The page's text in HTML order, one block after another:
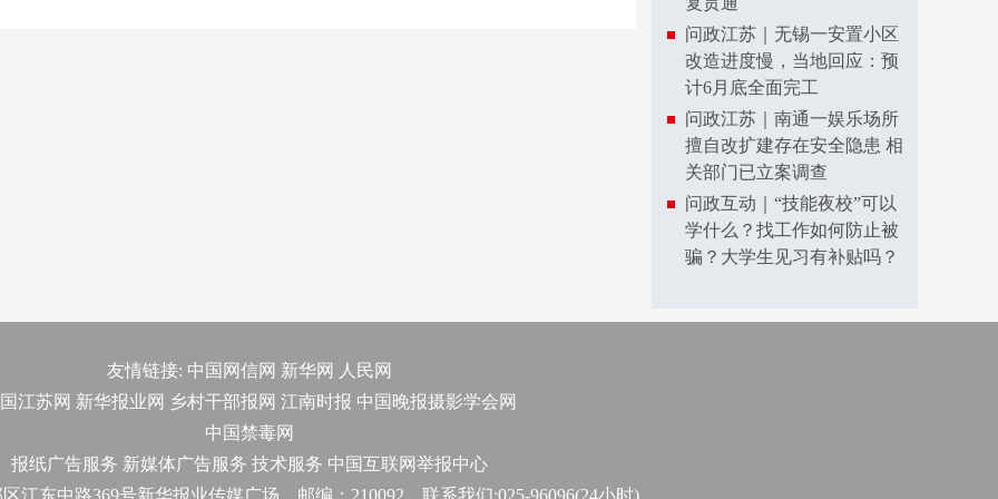
问政江苏｜无锡一安置小区
改造进度慢，当地回应：预
计6月底全面完工
问政江苏｜南通一娱乐场所
擅自改扩建存在安全隐患 相
关部门已立案调查
问政互动｜“技能夜校”可以
学什么？找工作如何防止被
骗？大学生见习有补贴吗？
友情链接: 中国网信网 新华网
人民网
江苏网 新华报业网 乡村干部报网 江南时报 中国晚报摄影学会网
中国禁毒网
报纸广告服务 新媒体广告服务 技术服务 中国互联网举报中心
江东中路369号新华报业传媒广场 邮编：210092 联系我们:025-96096(24小时)